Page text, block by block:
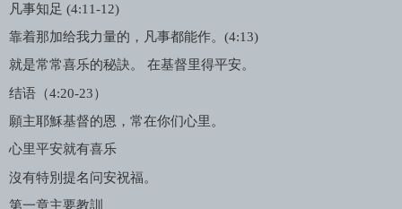
凡事知足 (4:11-12)
靠着那加给我力量的，凡事都能作。 (4:13)
就是常常喜乐的秘訣。 在基督里得平安。
结语（4:20-23）
願主耶穌基督的恩，常在你们心里。
心里平安就有喜乐
沒有特別提名问安祝福。
第一章主要教訓